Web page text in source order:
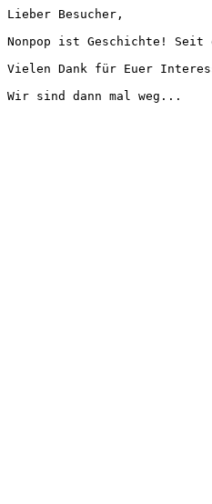
Lieber Besucher,
Nonpop ist Geschichte! Seit
Vielen Dank für Euer
Wir sind dann mal weg...